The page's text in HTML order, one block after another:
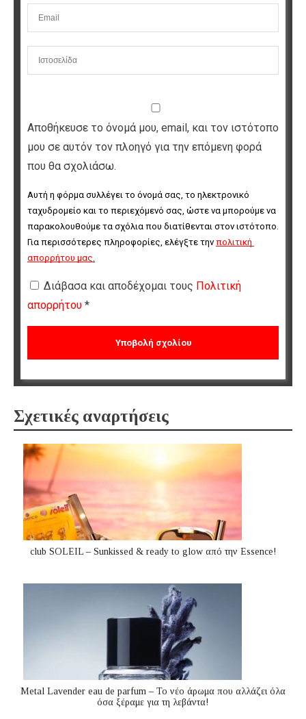
Αποθήκευσε το όνομά μου, email, και τον ιστότοπο
μου σε αυτόν τον πλοηγό για την επόμενη φορά
που θα σχολιάσω.
Αυτή η φόρμα συλλέγει το όνομά σας, το ηλεκτρονικό
ταχυδρομείο και το περιεχόμενό σας, ώστε να μπορούμε να
παρακολουθούμε τα σχόλια που διατίθενται στον ιστότοπο.
Για περισσότερες πληροφορίες, ελέγξτε την πολιτική
απορρήτου μας
Διάβασα και αποδέχομαι τους Πολιτική
απορρήτου *
Σχετικές αναρτήσεις
club SOLEIL – Sunkissed & ready to glow από την Essence!
Metal Lavender eau de parfum – Το νέο άρωμα που αλλάζει όλα
όσα ξέραμε για τη λεβάντα!